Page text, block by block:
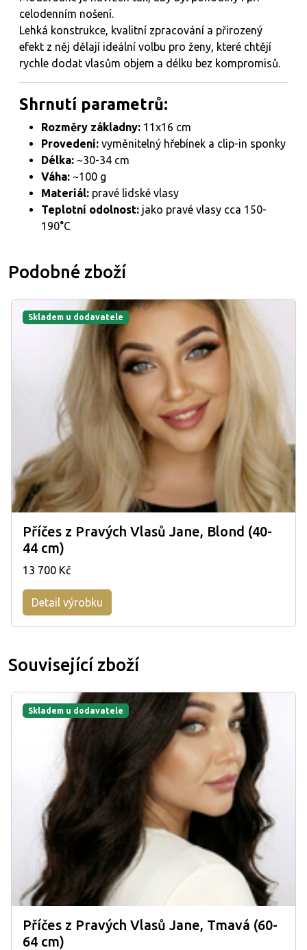
celodenním nošení.
Lehká konstrukce, kvalitní zpracování a přirozený
efekt z něj dělají ideální volbu pro ženy, které chtějí
rychle dodat vlasům objem a délku bez kompromisů.
Shrnutí parametrů:
Rozměry základny: 11x16 cm
Provedení: vyměnitelný hřebínek a clip-in sponky
Délka: ~30-34 cm
Váha: ~100 g
Materiál: pravé lidské vlasy
Teplotní odolnost: jako pravé vlasy cca 150-
190°C
Podobné zboží
Skladem u dodavatele
Příčes z Pravých Vlasů Jane, Blond (40-
44 cm)
13 700 Kč
Detail výrobku
Související zboží
Skladem u dodavatele
Příčes z Pravých Vlasů Jane, Tmavá (60-
64 cm)